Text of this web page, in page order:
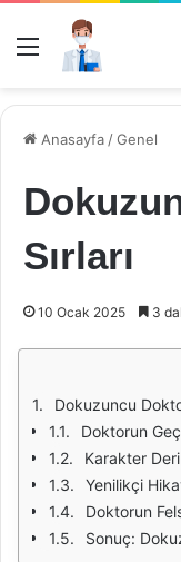
Menü
Anasayfa /Genel
Sırları
10 Ocak 2025 3
Dokuzuncu
Doktorun
Karakter
Yenilikçi
Doktorun
Sonuç: